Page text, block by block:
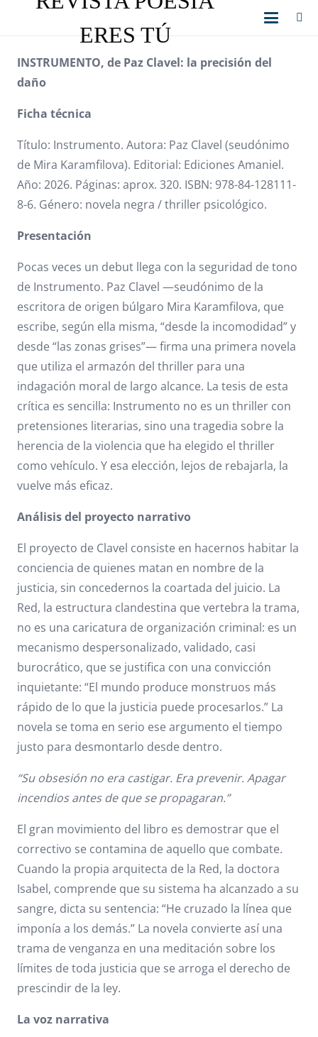
ERES TÚ
INSTRUMENTO, de Paz Clavel: la precisión del
daño
Ficha técnica
Título: Instrumento. Autora: Paz Clavel (seudónimo
de Mira Karamfilova). Editorial: Ediciones Amaniel.
Año: 2026. Páginas: aprox. 320. ISBN: 978-84-128111-
8-6. Género: novela negra / thriller psicológico.
Presentación
Pocas veces un debut llega con la seguridad de tono
de Instrumento. Paz Clavel —seudónimo de la
escritora de origen búlgaro Mira Karamfilova, que
escribe, según ella misma, “desde la incomodidad” y
desde “las zonas grises”— firma una primera novela
que utiliza el armazón del thriller para una
indagación moral de largo alcance. La tesis de esta
crítica es sencilla: Instrumento no es un thriller con
pretensiones literarias, sino una tragedia sobre la
herencia de la violencia que ha elegido el thriller
como vehículo. Y esa elección, lejos de rebajarla, la
vuelve más eficaz.
Análisis del proyecto narrativo
El proyecto de Clavel consiste en hacernos habitar la
conciencia de quienes matan en nombre de la
justicia, sin concedernos la coartada del juicio. La
Red, la estructura clandestina que vertebra la trama,
no es una caricatura de organización criminal: es un
mecanismo despersonalizado, validado, casi
burocrático, que se justifica con una convicción
inquietante: “El mundo produce monstruos más
rápido de lo que la justicia puede procesarlos.” La
novela se toma en serio ese argumento el tiempo
justo para desmontarlo desde dentro.
“Su obsesión no era castigar. Era prevenir. Apagar
incendios antes de que se propagaran.”
El gran movimiento del libro es demostrar que el
correctivo se contamina de aquello que combate.
Cuando la propia arquitecta de la Red, la doctora
Isabel, comprende que su sistema ha alcanzado a su
sangre, dicta su sentencia: “He cruzado la línea que
imponía a los demás.” La novela convierte así una
trama de venganza en una meditación sobre los
límites de toda justicia que se arroga el derecho de
prescindir de la ley.
La voz narrativa